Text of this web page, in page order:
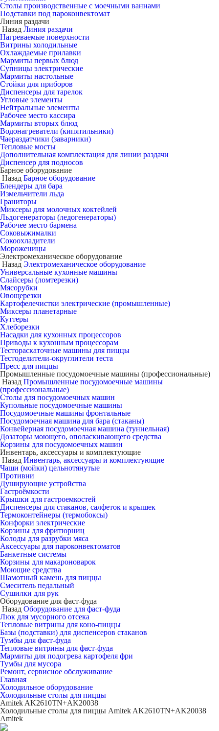
Столы производственные с моечными ваннами
Подставки под пароконвектомат
Линия раздачи
Назад Линия раздачи
Нагреваемые поверхности
Витрины холодильные
Охлаждаемые прилавки
Мармиты первых блюд
Супницы электрические
Мармиты настольные
Стойки для приборов
Диспенсеры для тарелок
Угловые элементы
Нейтральные элементы
Рабочее место кассира
Мармиты вторых блюд
Водонагреватели (кипятильники)
Чаераздатчики (заварники)
Тепловые мосты
Дополнительная комплектация для линии раздачи
Диспенсер для подносов
Барное оборудование
Назад Барное оборудование
Блендеры для бара
Измельчители льда
Граниторы
Миксеры для молочных коктейлей
Льдогенераторы (ледогенераторы)
Рабочее место бармена
Соковыжималки
Сокоохладители
Мороженицы
Электромеханическое оборудование
Назад Электромеханическое оборудование
Универсальные кухонные машины
Слайсеры (ломтерезки)
Мясорубки
Овощерезки
Картофелечистки электрические (промышленные)
Миксеры планетарные
Куттеры
Хлеборезки
Насадки для кухонных процессоров
Приводы к кухонным процессорам
Тестораскаточные машины для пиццы
Тестоделители-округлители теста
Пресс для пиццы
Промышленные посудомоечные машины (профессиональные)
Назад Промышленные посудомоечные машины
(профессиональные)
Столы для посудомоечных машин
Купольные посудомоечные машины
Посудомоечные машины фронтальные
Посудомоечная машина для бара (стаканы)
Конвейерная посудомоечная машина (туннельная)
Дозаторы моющего, ополаскивающего средства
Корзины для посудомоечных машин
Инвентарь, аксессуары и комплектующие
Назад Инвентарь, аксессуары и комплектующие
Чаши (мойки) цельнотянутые
Противни
Душирующие устройства
Гастроёмкости
Крышки для гастроемкостей
Диспенсеры для стаканов, салфеток и крышек
Термоконтейнеры (термобоксы)
Конфорки электрические
Корзины для фритюрниц
Колоды для разрубки мяса
Аксессуары для пароконвектоматов
Банкетные системы
Корзины для макароноварок
Моющие средства
Шамотный камень для пиццы
Смеситель педальный
Сушилки для рук
Оборудование для фаст-фуда
Назад Оборудование для фаст-фуда
Люк для мусорного отсека
Тепловые витрины для коно-пиццы
Базы (подставки) для диспенсеров стаканов
Тумбы для фаст-фуда
Тепловые витрины для фаст-фуда
Мармиты для подогрева картофеля фри
Тумбы для мусора
Ремонт, сервисное обслуживание
Главная
Холодильное оборудование
Холодильные столы для пиццы
Amitek AK2610TN+AK20038
Холодильные столы для пиццы Amitek AK2610TN+AK20038
Amitek